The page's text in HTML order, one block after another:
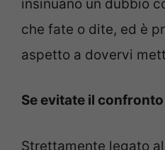
insinuano un dubbio
che fate o dite, ed è
aspetto a dovervi
Se evitate il
Strettamente legato